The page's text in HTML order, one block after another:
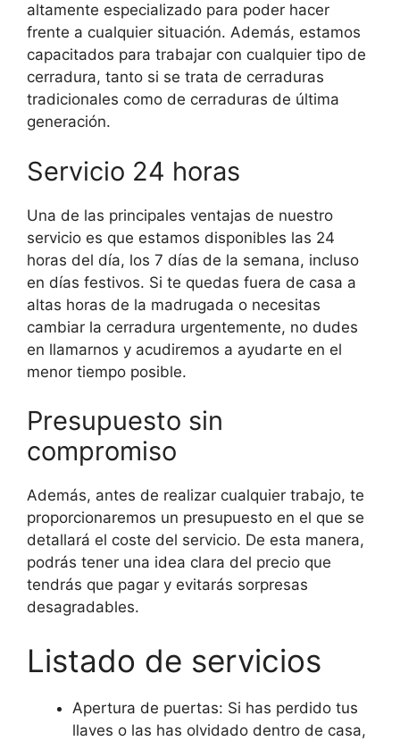
altamente especializado para poder hacer
frente a cualquier situación. Además, estamos
capacitados para trabajar con cualquier tipo de
cerradura, tanto si se trata de cerraduras
tradicionales como de cerraduras de última
generación.
Servicio 24 horas
Una de las principales ventajas de nuestro
servicio es que estamos disponibles las 24
horas del día, los 7 días de la semana, incluso
en días festivos. Si te quedas fuera de casa a
altas horas de la madrugada o necesitas
cambiar la cerradura urgentemente, no dudes
en llamarnos y acudiremos a ayudarte en el
menor tiempo posible.
Presupuesto sin
compromiso
Además, antes de realizar cualquier trabajo, te
proporcionaremos un presupuesto en el que se
detallará el coste del servicio. De esta manera,
podrás tener una idea clara del precio que
tendrás que pagar y evitarás sorpresas
desagradables.
Listado de servicios
Apertura de puertas: Si has perdido tus
llaves o las has olvidado dentro de casa,